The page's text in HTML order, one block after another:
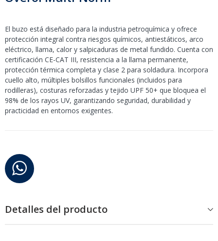
El buzo está diseñado para la industria petroquímica y ofrece
protección integral contra riesgos químicos, antiestáticos, arco
eléctrico, llama, calor y salpicaduras de metal fundido. Cuenta con
certificación CE-CAT III, resistencia a la llama permanente,
protección térmica completa y clase 2 para soldadura. Incorpora
cuello alto, múltiples bolsillos funcionales (incluidos para
rodilleras), costuras reforzadas y tejido UPF 50+ que bloquea el
98% de los rayos UV, garantizando seguridad, durabilidad y
practicidad en entornos exigentes.
Detalles del producto